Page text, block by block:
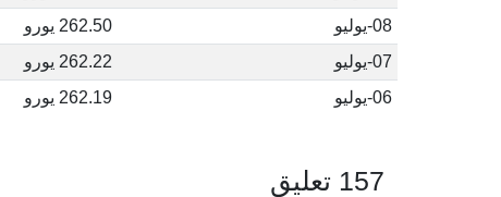
08-يوليو
262.50 يورو
07-يوليو
262.22 يورو
06-يوليو
262.19 يورو
157 تعليق